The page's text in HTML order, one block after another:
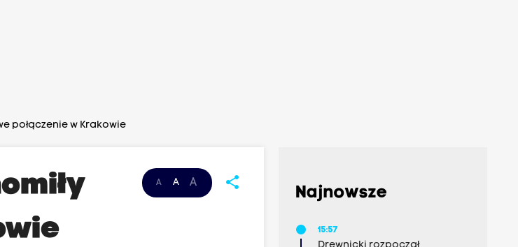
połączenie w Krakowie
A A A share
Najnowsze
15:57